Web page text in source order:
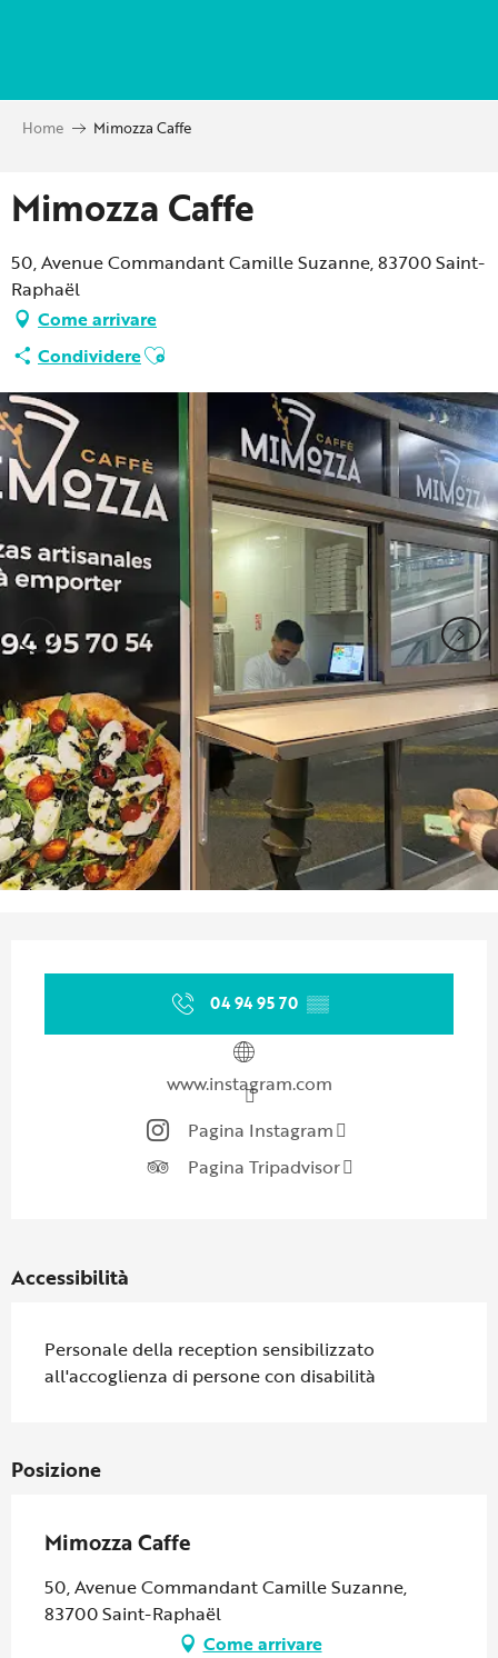
principal
Home Mimozza Caffe
Mimozza Caffe
50, Avenue Commandant Camille Suzanne, 83700 Saint-
Raphaël
Come arrivare
CondividereAjouter aux favoris
04 94 95 70 ▒▒
www.instagram.com
Pagina Instagram
Pagina Tripadvisor
Accessibilità
Personale della reception sensibilizzato
all'accoglienza di persone con disabilità
Posizione
Mimozza Caffe
50, Avenue Commandant Camille Suzanne,
83700 Saint-Raphaël
Come arrivare